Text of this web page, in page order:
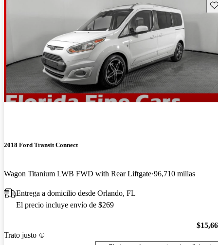
2018 Ford Transit Connect
Wagon Titanium LWB FWD with Rear Liftgate 96,710 millas
Entrega a domicilio desde Orlando, FL
El precio incluye envío de $269
Trato justo